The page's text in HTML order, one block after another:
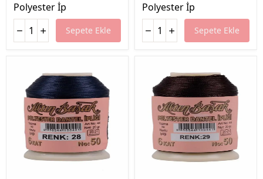
Polyester İp
Sepete Ekle
Polyester İp
Sepete Ekle